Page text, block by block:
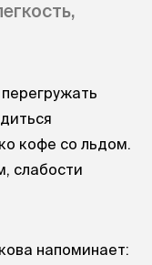
кофе со льдом.
слабости
напоминает: